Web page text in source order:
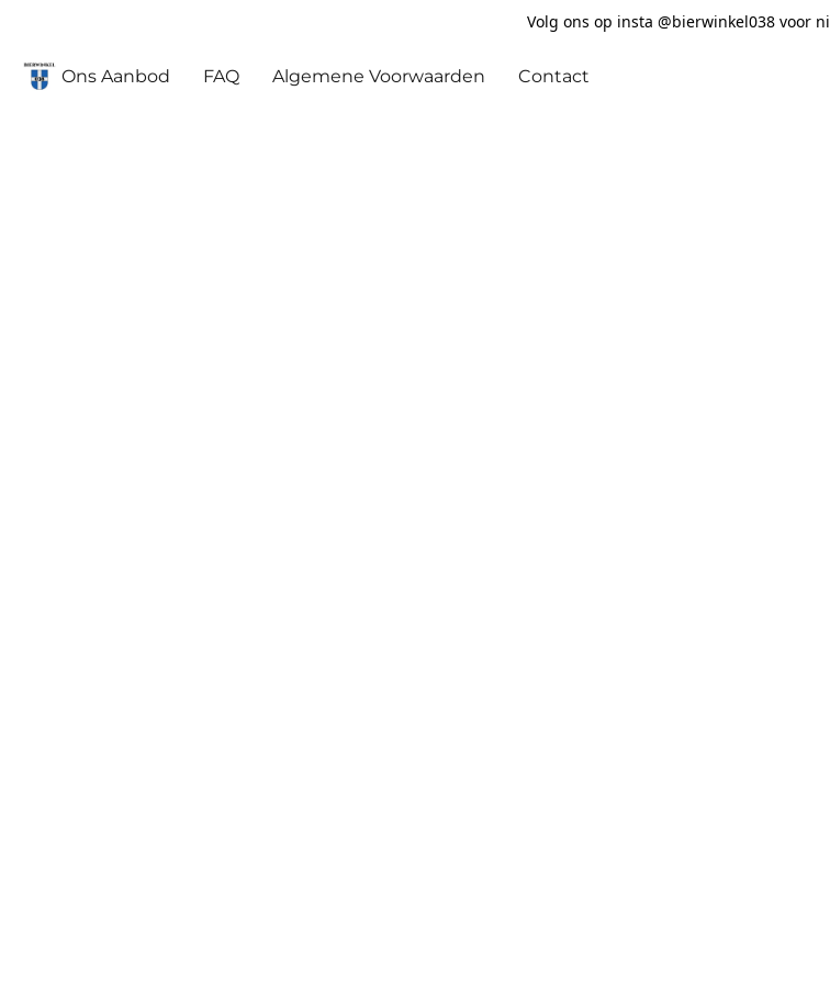
Volg ons op insta @bierwinkel038 voor
Ons Aanbod FAQ Algemene Voorwaarden Contact